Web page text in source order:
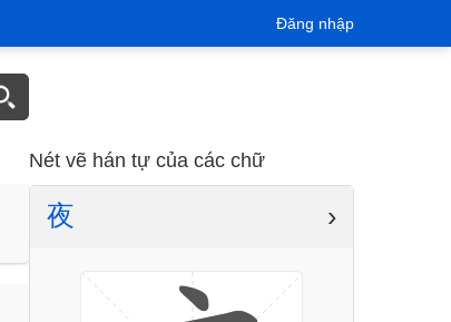
Đăng nhập
Nét vẽ hán tự của các chữ
夜 ›